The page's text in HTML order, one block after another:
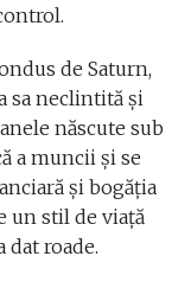
de Saturn,
sa neclintită și
născute sub
a muncii și se
și bogăția
un stil de viață
dat roade.